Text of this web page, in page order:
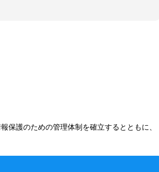
護のための管理体制を確立するとともに、